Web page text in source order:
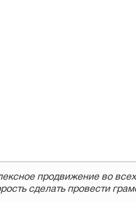
продвижение во всех
сделать провести